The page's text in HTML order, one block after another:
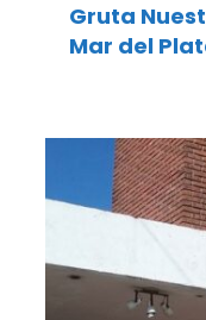
Gruta
Mar del